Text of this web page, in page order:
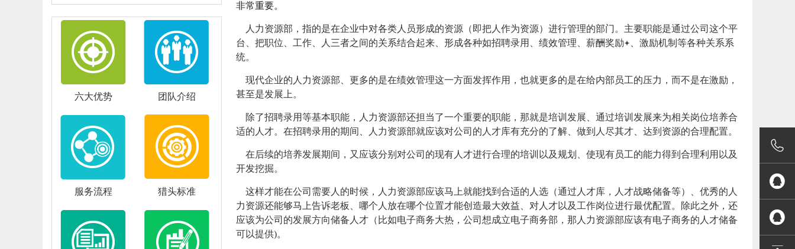
六大优势 团队介绍
服务流程 猎头标准
非常重要。
人力资源部，指的是在企业中对各类人员形成的资源（即把人作为资源）进行管理的部门。主要职能是通过公司这个平
台、把职位、工作、人三者之间的关系结合起来、形成各种如招聘录用、绩效管理、薪酬奖励
、激励机制等各种关系系
统。
现代企业的人力资源部、更多的是在绩效管理这一方面发挥作用，也就更多的是在给内部员工的压力，而不是在激励，
甚至是发展上。
除了招聘录用等基本职能，人力资源部还担当了一个重要的职能，那就是培训发展、通过培训发展来为相关岗位培养合
适的人才。在招聘录用的期间、人力资源部就应该对公司的人才库有充分的了解、做到人尽其才、达到资源的合理配置。
在后续的培养发展期间，又应该分别对公司的现有人才进行合理的培训以及规划、使现有员工的能力得到合理利用以及
开发挖掘。
这样才能在公司需要人的时候，人力资源部应该马上就能找到合适的人选（通过人才库，人才战略储备等）、优秀的人
力资源还能够马上告诉老板、哪个人放在哪个位置才能创造最大效益、对人才以及工作岗位进行最优配置。除此之外，还
应该为公司的发展方向储备人才（比如电子商务大热，公司想成立电子商务部，那人力资源部应该有电子商务的人才储备
可以提供)。


